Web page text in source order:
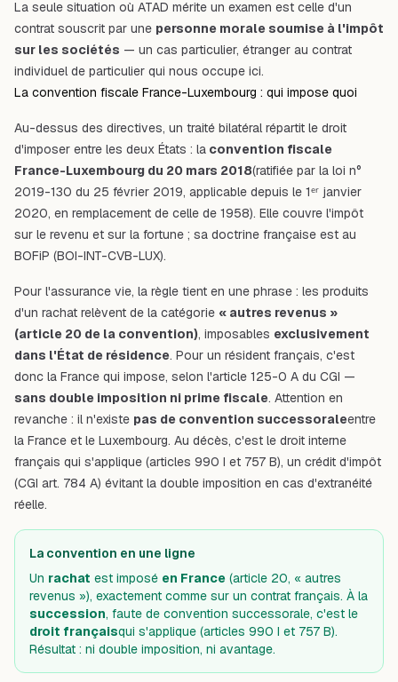
La seule situation où ATAD mérite un examen est celle d'un
contrat souscrit par une personne morale soumise à l'impôt
sur les sociétés — un cas particulier, étranger au contrat
individuel de particulier qui nous occupe ici.
La convention fiscale France-Luxembourg : qui impose quoi
Au-dessus des directives, un traité bilatéral répartit le droit
d'imposer entre les deux États : la convention fiscale
France-Luxembourg du 20 mars 2018(ratifiée par la loi n°
2019-130 du 25 février 2019, applicable depuis le 1ᵉʳ janvier
2020, en remplacement de celle de 1958). Elle couvre l'impôt
sur le revenu et sur la fortune ; sa doctrine française est au
BOFiP (BOI-INT-CVB-LUX).
Pour l'assurance vie, la règle tient en une phrase : les produits
d'un rachat relèvent de la catégorie « autres revenus »
(article 20 de la convention), imposables exclusivement
dans l'État de résidence. Pour un résident français, c'est
donc la France qui impose, selon l'article 125-0 A du CGI —
sans double imposition ni prime fiscale. Attention en
revanche : il n'existe pas de convention successoraleentre
la France et le Luxembourg. Au décès, c'est le droit interne
français qui s'applique (articles 990 I et 757 B), un crédit d'impôt
(CGI art. 784 A) évitant la double imposition en cas d'extranéité
réelle.
La convention en une ligne
Un rachat est imposé en France (article 20, « autres
revenus »), exactement comme sur un contrat français. À la
succession, faute de convention successorale, c'est le
droit françaisqui s'applique (articles 990 I et 757 B).
Résultat : ni double imposition, ni avantage.